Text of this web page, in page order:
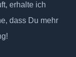
erhalte ich
dass Du mehr